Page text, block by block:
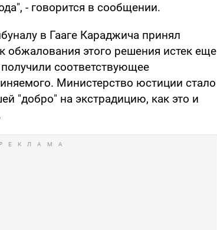
- говорится в сообщении.
в Гааге Караджича принял
обжалования этого решения истек еще
соответствующее
Министерство юстиции стало
"добро" на экстрадицию, как это и